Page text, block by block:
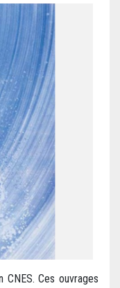
Ces ouvrages